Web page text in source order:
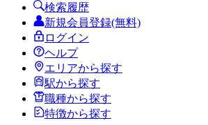
検索履歴
新規会員登録(無料)
ログイン
ヘルプ
エリアから探す
駅から探す
職種から探す
特徴から探す